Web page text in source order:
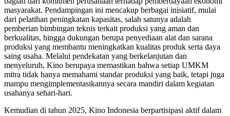
masyarakat. Pendampingan ini mencakup berbagai inisiatif, mulai
dari pelatihan peningkatan kapasitas, salah satunya adalah
pemberian bimbingan teknis terkait produksi yang aman dan
berkualitas, hingga dukungan berupa penyediaan alat dan sarana
produksi yang membantu meningkatkan kualitas produk serta daya
saing usaha. Melalui pendekatan yang berkelanjutan dan
menyeluruh, Kino berupaya memastikan bahwa setiap UMKM
mitra tidak hanya memahami standar produksi yang baik, tetapi juga
mampu mengimplementasikannya secara mandiri dalam kegiatan
usahanya sehari-hari.
Kemudian di tahun 2025, Kino Indonesia berpartisipasi aktif dalam